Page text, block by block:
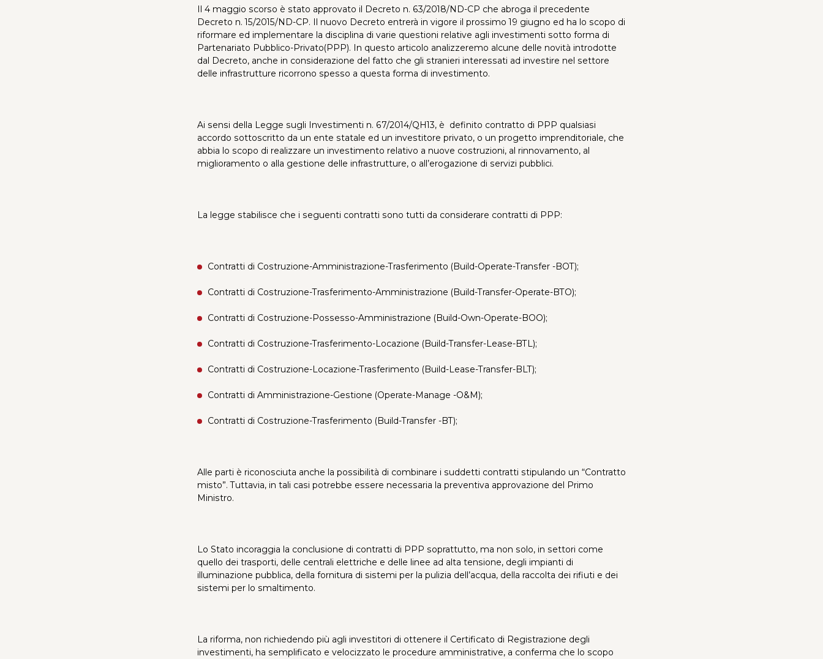
Il 4 maggio scorso è stato approvato il Decreto n. 63/2018/ND-CP che abroga il precedente
Decreto n. 15/2015/ND-CP. Il nuovo Decreto entrerà in vigore il prossimo 19 giugno ed ha lo scopo di
riformare ed implementare la disciplina di varie questioni relative agli investimenti sotto forma di
Partenariato Pubblico-Privato(PPP). In questo articolo analizzeremo alcune delle novità introdotte
dal Decreto, anche in considerazione del fatto che gli stranieri interessati ad investire nel settore
delle infrastrutture ricorrono spesso a questa forma di investimento.
Ai sensi della Legge sugli Investimenti n. 67/2014/QH13, è definito contratto di PPP qualsiasi
accordo sottoscritto da un ente statale ed un investitore privato, o un progetto imprenditoriale, che
abbia lo scopo di realizzare un investimento relativo a nuove costruzioni, al rinnovamento, al
miglioramento o alla gestione delle infrastrutture, o all’erogazione di servizi pubblici.
La legge stabilisce che i seguenti contratti sono tutti da considerare contratti di PPP:
Contratti di Costruzione-Amministrazione-Trasferimento (Build-Operate-Transfer -BOT);
Contratti di Costruzione-Trasferimento-Amministrazione (Build-Transfer-Operate-BTO);
Contratti di Costruzione-Possesso-Amministrazione (Build-Own-Operate-BOO);
Contratti di Costruzione-Trasferimento-Locazione (Build-Transfer-Lease-BTL);
Contratti di Costruzione-Locazione-Trasferimento (Build-Lease-Transfer-BLT);
Contratti di Amministrazione-Gestione (Operate-Manage -O&M);
Contratti di Costruzione-Trasferimento (Build-Transfer -BT);
Alle parti è riconosciuta anche la possibilità di combinare i suddetti contratti stipulando un “Contratto
misto”. Tuttavia, in tali casi potrebbe essere necessaria la preventiva approvazione del Primo
Ministro.
Lo Stato incoraggia la conclusione di contratti di PPP soprattutto, ma non solo, in settori come
quello dei trasporti, delle centrali elettriche e delle linee ad alta tensione, degli impianti di
illuminazione pubblica, della fornitura di sistemi per la pulizia dell’acqua, della raccolta dei rifiuti e dei
sistemi per lo smaltimento.
La riforma, non richiedendo più agli investitori di ottenere il Certificato di Registrazione degli
investimenti, ha semplificato e velocizzato le procedure amministrative, a conferma che lo scopo